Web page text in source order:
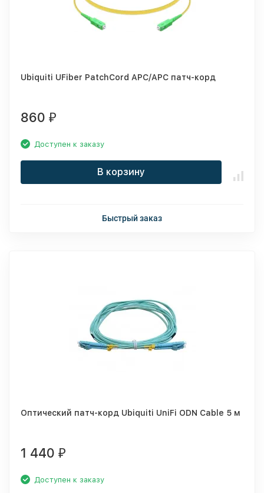
Ubiquiti UFiber PatchCord APC/APC патч-корд
860 ₽
Доступен к заказу
В корзину
Быстрый заказ
Оптический патч-корд Ubiquiti UniFi ODN Cable 5 м
1 440 ₽
Доступен к заказу